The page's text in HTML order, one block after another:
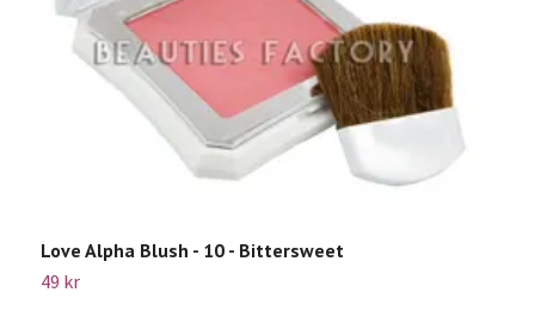
Love Alpha Blush - 10 - Bittersweet
49 kr